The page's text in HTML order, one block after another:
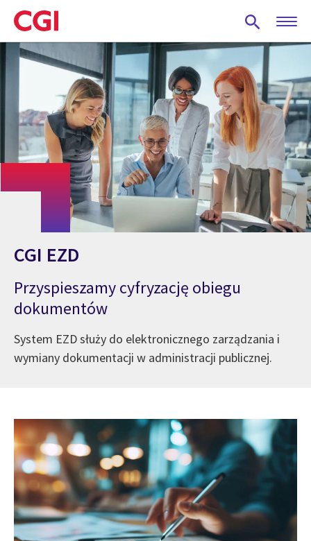
Skip
to
main
content
CGI EZD
Przyspieszamy cyfryzację obiegu
dokumentów
System EZD służy do elektronicznego zarządzania i
wymiany dokumentacji w administracji publicznej.